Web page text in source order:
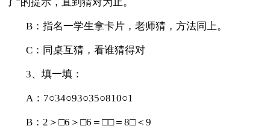
B：指名一学生拿卡片，老师猜，方法同上。
C：同桌互猜，看谁猜得对
3、填一填：
A：7○34○93○35○810○1
B：2＞□6＞□6＝□□＝8□＜9